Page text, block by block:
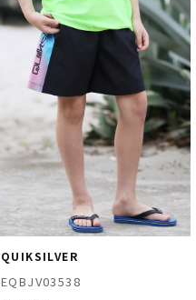
QUIKSILVER
EQBJV03538